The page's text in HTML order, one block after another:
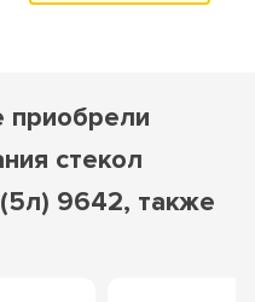
приобрели
стекол
9642, также